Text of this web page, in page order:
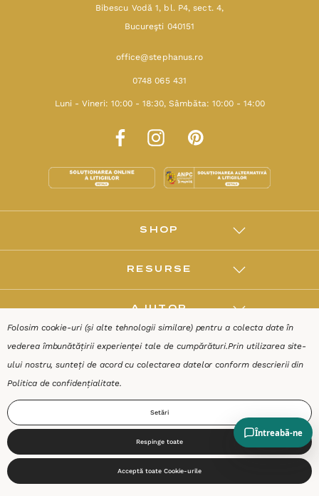
Bibescu Vodă 1, bl. P4, sect. 4,
Bucureşti 040151
office@stephanus.ro
0748 065 431
Luni - Vineri: 10:00 - 18:30, Sâmbăta: 10:00 - 14:00
SHOP
RESURSE
AJUTOR
DESPRE
Start Produse
Coș
Caută Cont
Folosim cookie-uri (și alte tehnologii similare) pentru a colecta date în
vederea îmbunătățirii experienței tale de cumpărături.Prin utilizarea site-
ului nostru, sunteți de acord cu colectarea datelor conform descrierii din
Politica de confidențialitate.
Setări
Respinge toate
Acceptă toate Cookie-urile